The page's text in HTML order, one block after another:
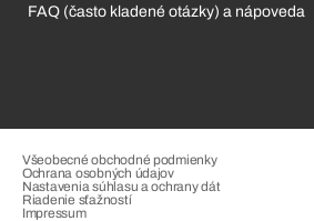
FAQ (často kladené otázky) a nápoveda
Všeobecné obchodné podmienky
Ochrana osobných údajov
Nastavenia súhlasu a ochrany dát
Riadenie sťažností
Impressum